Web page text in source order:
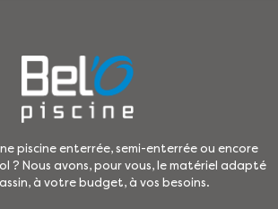
piscine enterrée, semi-enterrée ou encore
? Nous avons, pour vous, le matériel adapté
à votre budget, à vos besoins.